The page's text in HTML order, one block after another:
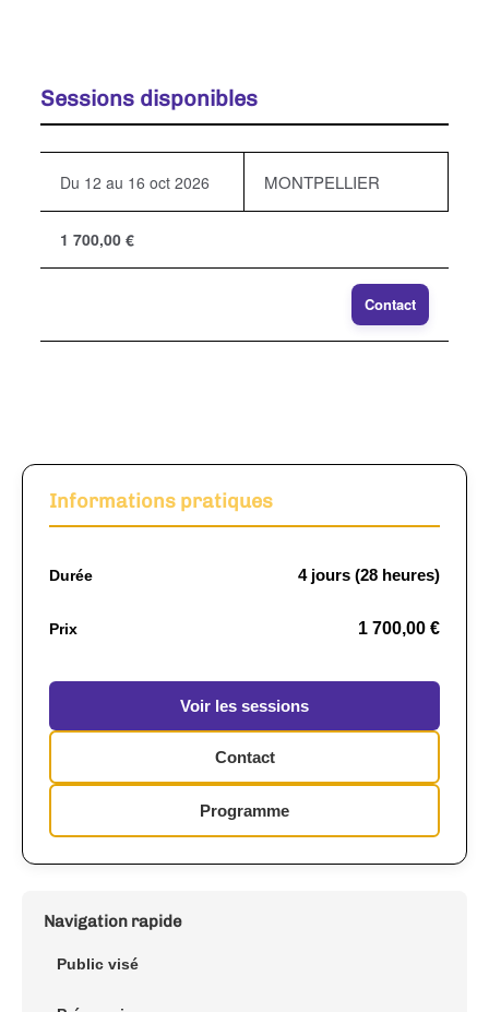
Sessions disponibles
Du 12 au 16 oct 2026 MONTPELLIER
1 700,00 €
Contact
Informations pratiques
Durée 4 jours (28 heures)
Prix 1 700,00 €
Voir les sessions
Contact
Programme
Navigation rapide
Public visé